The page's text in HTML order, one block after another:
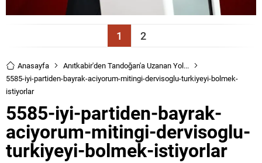
1 2
Anasayfa
Anıtkabir'den Tandoğan'a Uzanan Yol...
5585-iyi-partiden-bayrak-aciyorum-mitingi-dervisoglu-turkiyeyi-bolmek-
istiyorlar
5585-iyi-partiden-bayrak-
aciyorum-mitingi-dervisoglu-
turkiyeyi-bolmek-istiyorlar